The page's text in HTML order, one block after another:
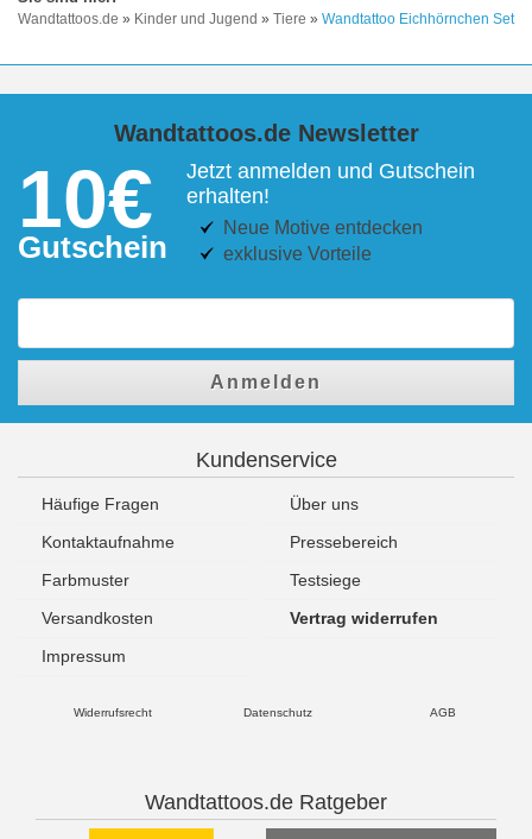
Wandtattoos.de » Kinder und Jugend » Tiere » Wandtattoo Eichhörnchen Set
Wandtattoos.de Newsletter
10€
Gutschein
Jetzt anmelden und Gutschein
erhalten!
Neue Motive entdecken
exklusive Vorteile
Anmelden
Kundenservice
Häufige Fragen
Über uns
Kontaktaufnahme
Pressebereich
Farbmuster
Testsiege
Versandkosten
Vertrag widerrufen
Impressum
Widerrufsrecht Datenschutz AGB
Wandtattoos.de Ratgeber